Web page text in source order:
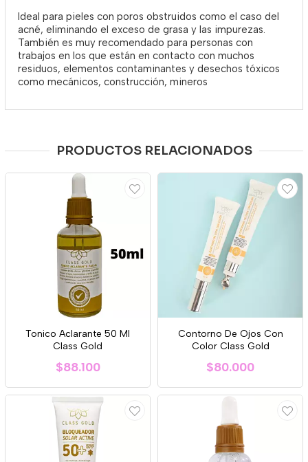
Ideal para pieles con poros obstruidos como el caso del
acné, eliminando el exceso de grasa y las impurezas.
También es muy recomendado para personas con
trabajos en los que están en contacto con muchos
residuos, elementos contaminantes y desechos tóxicos
como mecánicos, construcción, mineros
PRODUCTOS RELACIONADOS
Tonico Aclarante 50 Ml
Class Gold
$88.100
Contorno De Ojos Con
Color Class Gold
$80.000